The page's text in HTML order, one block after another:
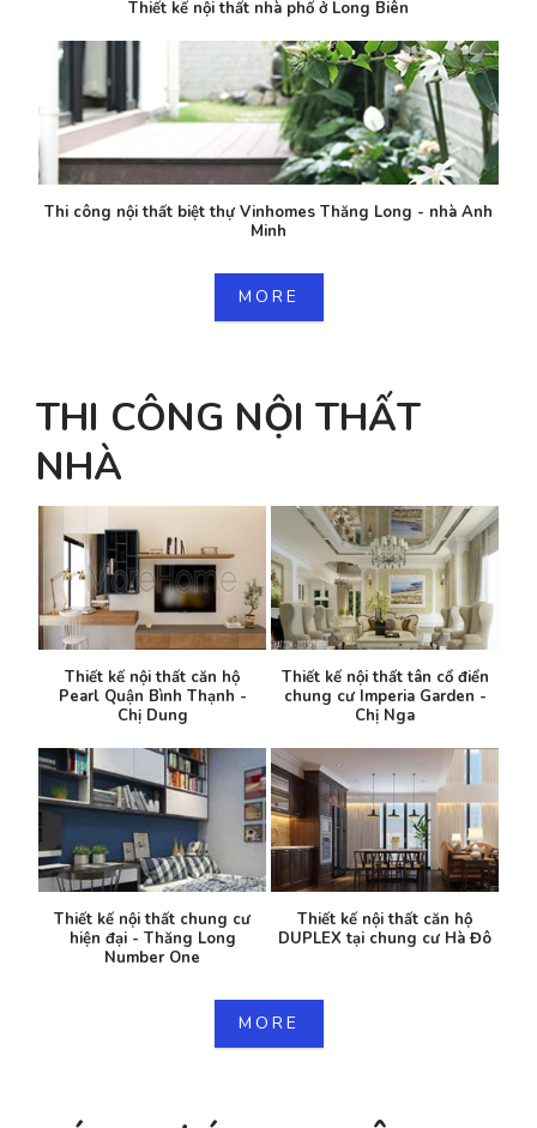
Thiết kế nội thất nhà phố ở Long Biên
Thi công nội thất biệt thự Vinhomes Thăng Long - nhà Anh
Minh
MORE
THI CÔNG NỘI THẤT
NHÀ
Thiết kế nội thất căn hộ
Pearl Quận Bình Thạnh -
Chị Dung
Thiết kế nội thất tân cổ điển
chung cư Imperia Garden -
Chị Nga
Thiết kế nội thất chung cư
hiện đại - Thăng Long
Number One
Thiết kế nội thất căn hộ
DUPLEX tại chung cư Hà Đô
MORE